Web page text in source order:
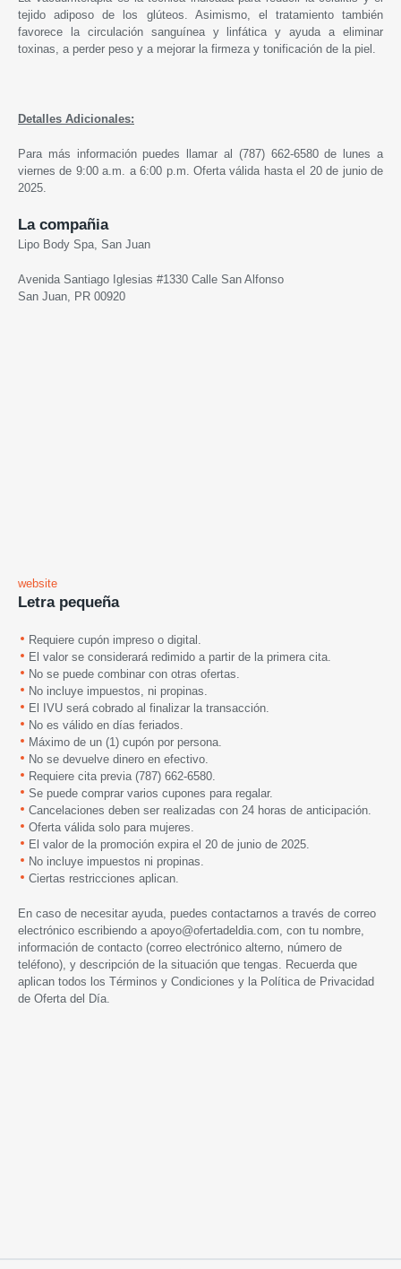
tejido adiposo de los glúteos. Asimismo, el tratamiento también
favorece la circulación sanguínea y linfática y ayuda a eliminar
toxinas, a perder peso y a mejorar la firmeza y tonificación de la piel.
Detalles Adicionales:
Para más información puedes llamar al (787) 662-6580 de lunes a
viernes de 9:00 a.m. a 6:00 p.m. Oferta válida hasta el 20 de junio de
2025.
La compañia
Lipo Body Spa, San Juan
Avenida Santiago Iglesias #1330 Calle San Alfonso
San Juan, PR 00920
website
Letra pequeña
Requiere cupón impreso o digital.
El valor se considerará redimido a partir de la primera cita.
No se puede combinar con otras ofertas.
No incluye impuestos, ni propinas.
El IVU será cobrado al finalizar la transacción.
No es válido en días feriados.
Máximo de un (1) cupón por persona.
No se devuelve dinero en efectivo.
Requiere cita previa (787) 662-6580.
Se puede comprar varios cupones para regalar.
Cancelaciones deben ser realizadas con 24 horas de anticipación.
Oferta válida solo para mujeres.
El valor de la promoción expira el 20 de junio de 2025.
No incluye impuestos ni propinas.
Ciertas restricciones aplican.
En caso de necesitar ayuda, puedes contactarnos a través de correo
electrónico escribiendo a apoyo@ofertadeldia.com , con tu nombre,
información de contacto (correo electrónico alterno, número de
teléfono), y descripción de la situación que tengas. Recuerda que
aplican todos los Términos y Condiciones y la Política de Privacidad
de Oferta del Día.